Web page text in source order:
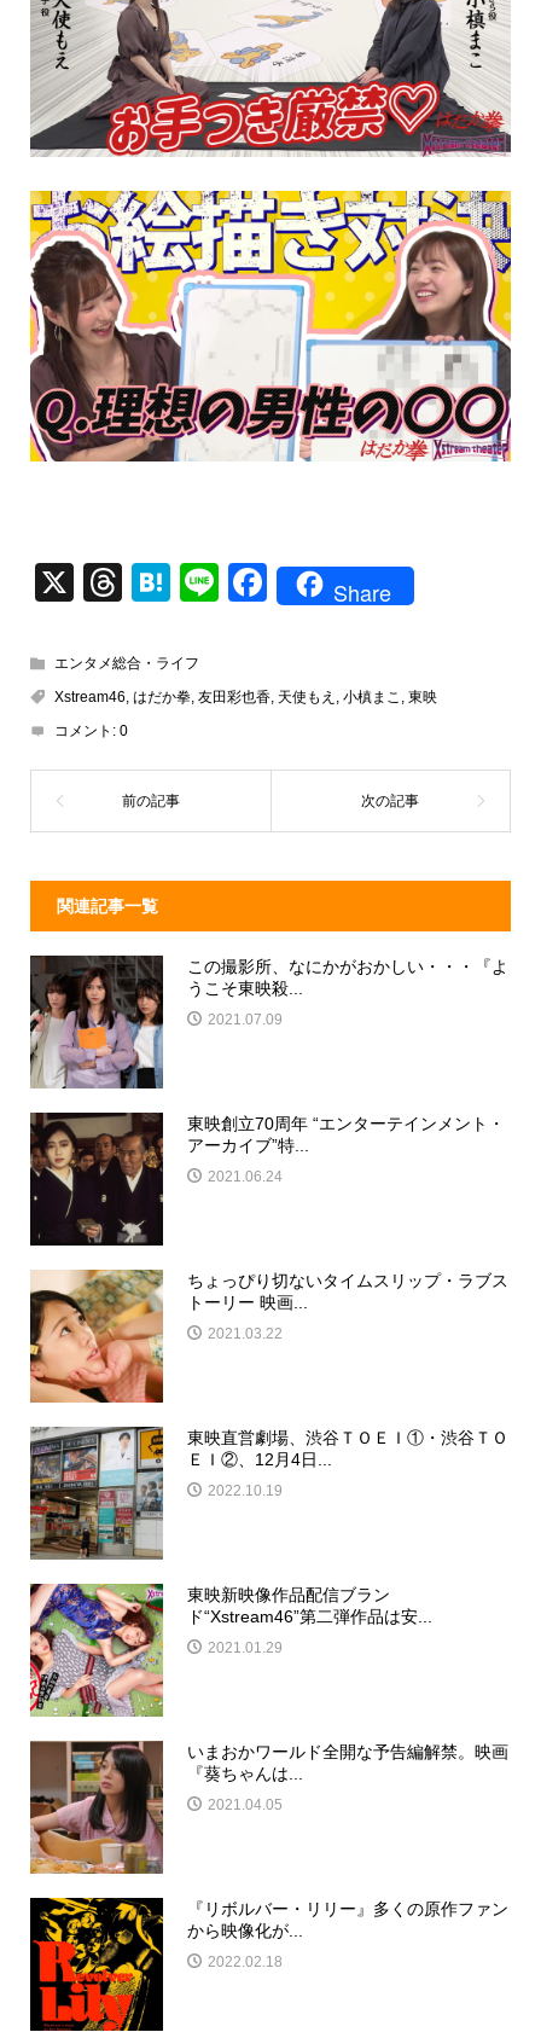
X
T
e
a
d
s
H
e
n
Li
F
e
o
Share
エンタメ総合・ライフ
Xstream46, はだか拳, 友田彩也香, 天使もえ , 小槙まこ , 東映
コメント: 0
関連記事一覧
この撮影所、なにかがおかしい・・・『よ
うこそ東映殺...
2021.07.09
東映創立70周年 “エンターテインメント・
アーカイブ”特...
2021.06.24
ちょっぴり切ないタイムスリップ・ラブス
トーリー 映画...
2021.03.22
東映直営劇場、渋谷ＴＯＥＩ①・渋谷ＴＯ
ＥＩ②、12月4日...
2022.10.19
東映新映像作品配信ブラン
ド“Xstream46”第二弾作品は安...
2021.01.29
いまおかワールド全開な予告編解禁。映画
『葵ちゃんは...
2021.04.05
『リボルバー・リリー』多くの原作ファン
から映像化が...
2022.02.18